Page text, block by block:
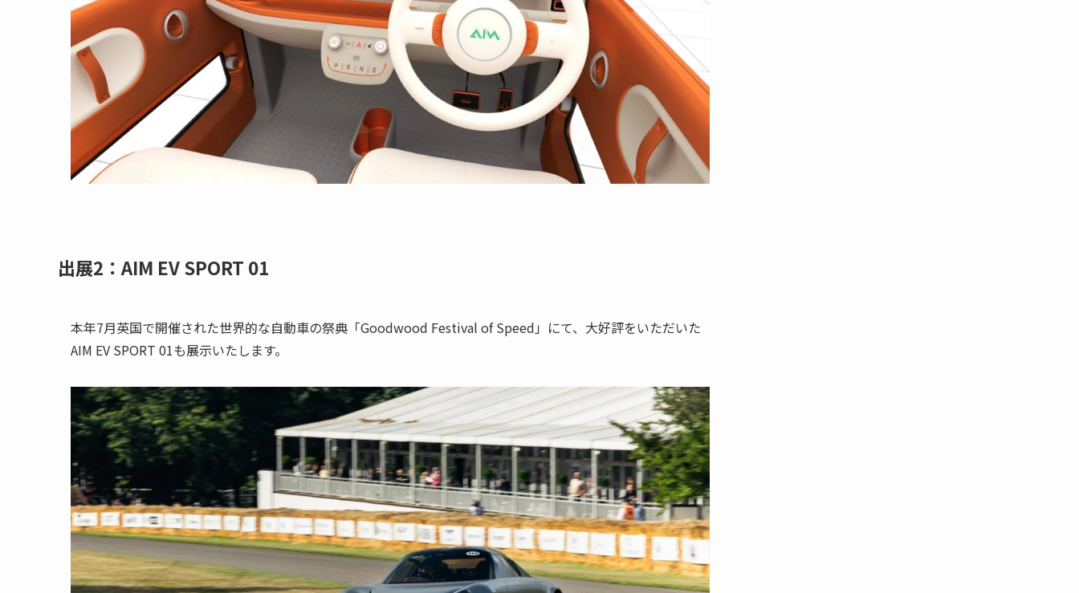
出展2：AIM EV SPORT 01
本年7月英国で開催された世界的な自動車の祭典「Goodwood Festival of Speed」にて、大好評をいただいた
AIM EV SPORT 01も展示いたします。